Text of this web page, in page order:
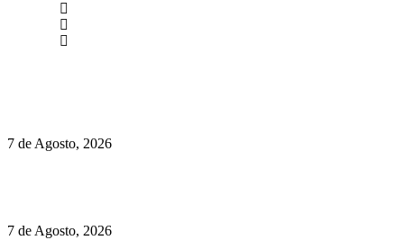
7 de Agosto, 2026
7 de Agosto, 2026